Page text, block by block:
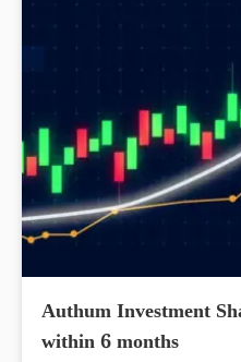
Authum Investment
within 6 months